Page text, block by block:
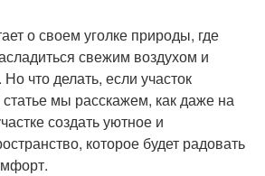
о своем уголке природы, где
свежим воздухом и
что делать, если участок
мы расскажем, как даже на
создать уютное и
которое будет радовать